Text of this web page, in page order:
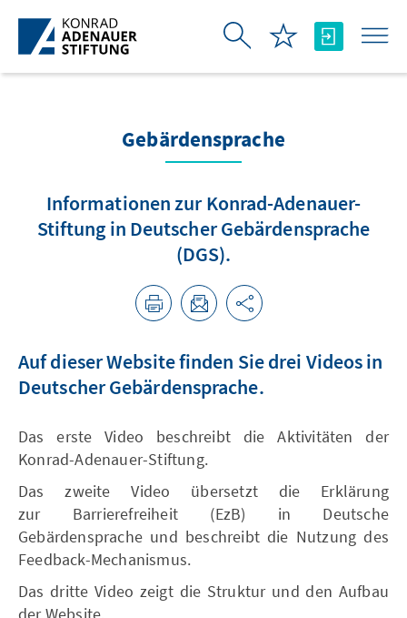
Skip to Main Content
Gebärdensprache
Informationen zur Konrad-Adenauer-
Stiftung in Deutscher Gebärdensprache
(DGS).
Auf dieser Website finden Sie drei Videos in
Deutscher Gebärdensprache.
Das erste Video beschreibt die Aktivitäten der
Konrad-Adenauer-Stiftung.
Das zweite Video übersetzt die Erklärung
zur Barrierefreiheit (EzB) in Deutsche
Gebärdensprache und beschreibt die Nutzung des
Feedback-Mechanismus.
Das dritte Video zeigt die Struktur und den Aufbau